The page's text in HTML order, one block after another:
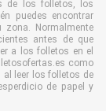
de los folletos, los
puedes encontrar
Normalmente
antes de que
a los folletos en el
como
leer los folletos de
de papel y